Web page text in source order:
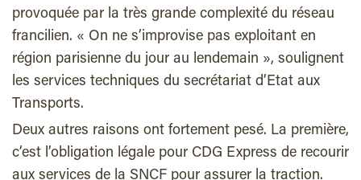
provoquée par la très grande complexité du réseau
francilien. « On ne s’improvise pas exploitant en
région parisienne du jour au lendemain », soulignent
les services techniques du secrétariat d’Etat aux
Transports.
Deux autres raisons ont fortement pesé. La première,
c’est l’obligation légale pour CDG Express de recourir
aux services de la SNCF pour assurer la traction.